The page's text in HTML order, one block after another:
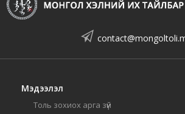
Мэдээлэл
Толь зохиох арга зүй